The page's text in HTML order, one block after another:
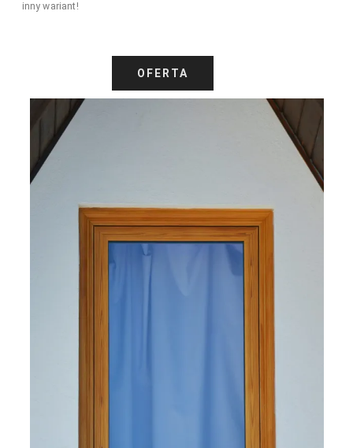
inny wariant!
OFERTA